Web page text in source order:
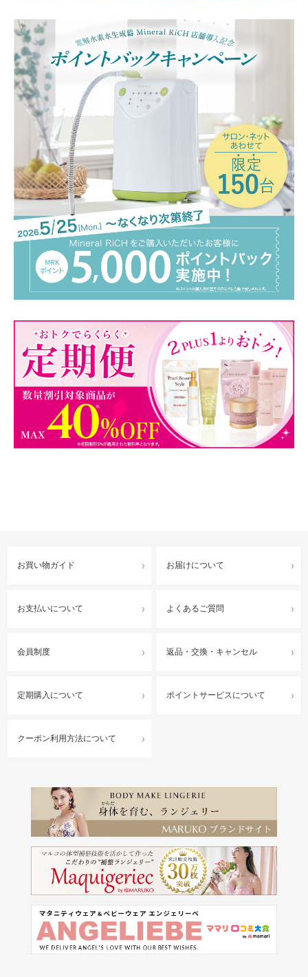
お買い物ガイド お届けについて
お支払いについて よくあるご質問
会員制度 返品・交換・キャンセル
定期購入について ポイントサービスについて
クーポン利用方法について